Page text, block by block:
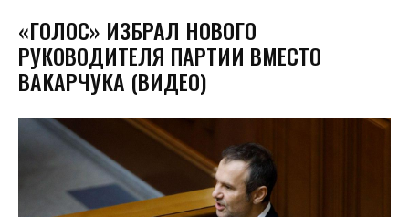
«ГОЛОС» ИЗБРАЛ НОВОГО
РУКОВОДИТЕЛЯ ПАРТИИ ВМЕСТО
ВАКАРЧУКА (ВИДЕО)